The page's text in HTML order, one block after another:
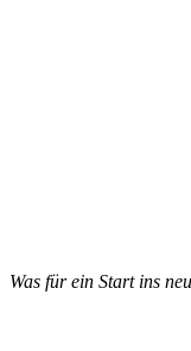
Was für ein Start ins